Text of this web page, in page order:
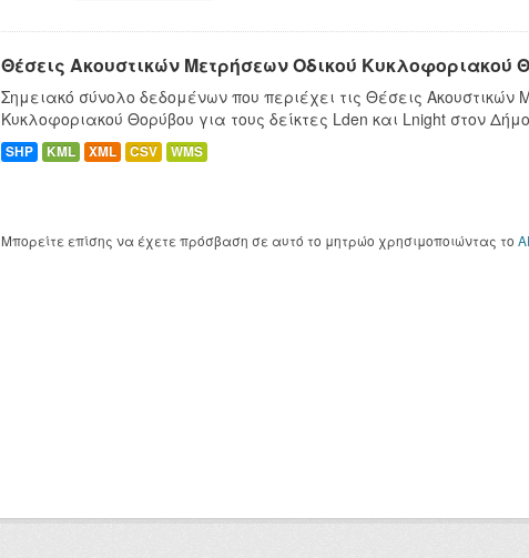
Θέσεις Ακουστικών Μετρήσεων Οδικού Κυκλοφοριακού
Σημειακό σύνολο δεδομένων που περιέχει τις Θέσεις Ακουστικών
Κυκλοφοριακού Θορύβου για τους δείκτες Lden και Lnight στον
SHP KML XML CSV WMS
Μπορείτε επίσης να έχετε πρόσβαση σε αυτό το μητρώο χρησιμοποιώντας το